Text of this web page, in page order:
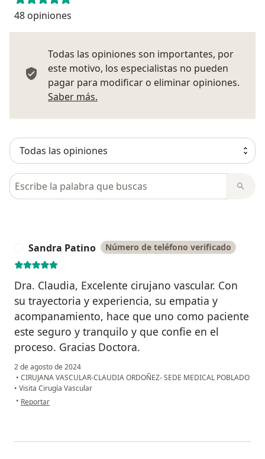
48 opiniones
Todas las opiniones son importantes, por
este motivo, los especialistas no pueden
pagar para modificar o eliminar opiniones.
Saber más.
Busca en opiniones
Sandra Patino Número de teléfono verificado
Dra. Claudia, Excelente cirujano vascular. Con
su trayectoria y experiencia, su empatia y
acompanamiento, hace que uno como paciente
este seguro y tranquilo y que confie en el
proceso. Gracias Doctora.
2 de agosto de 2024
• CIRUJANA VASCULAR-CLAUDIA ORDOÑEZ- SEDE MEDICAL POBLADO
• Visita Cirugía Vascular
• en opinión del usuario Sandra Patino
Reportar